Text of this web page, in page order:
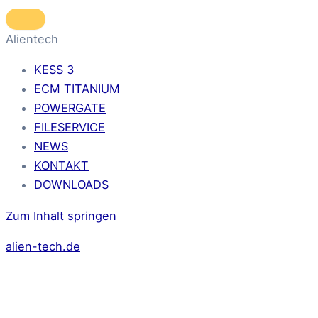
Alientech
KESS 3
ECM TITANIUM
POWERGATE
FILESERVICE
NEWS
KONTAKT
DOWNLOADS
Zum Inhalt springen
alien-tech.de